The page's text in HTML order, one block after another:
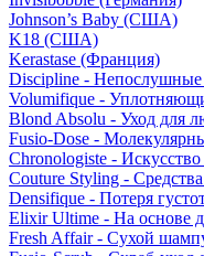
Johnson’s Baby (США)
K18 (США)
Kerastase (Франция)
Discipline -
Volumifique -
Blond Absolu - Уход для
Fusio-Dose -
Chronologiste -
Couture Styling -
Densifique - Потеря
Elixir Ultime - На основе
Fresh Affair - Сухой